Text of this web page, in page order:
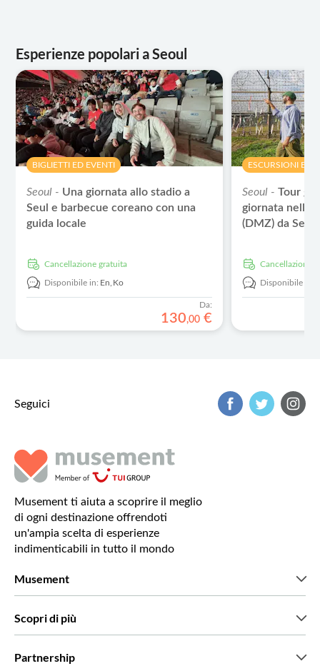
Esperienze popolari a Seoul
BIGLIETTI ED EVENTI
Seoul - Una giornata allo stadio a
Seul e barbecue coreano con una
guida locale
Cancellazione gratuita
Disponibile in: En,Ko
Da:
130,00 €
ESCURSIONI E
Seoul -Tour
giornata nella
(DMZ) da Seul
Cancellazione
Disponibile in:
Seguici
Musement ti aiuta a scoprire il meglio
di ogni destinazione offrendoti
un'ampia scelta di esperienze
indimenticabili in tutto il mondo
Musement
Scopri di più
Partnership